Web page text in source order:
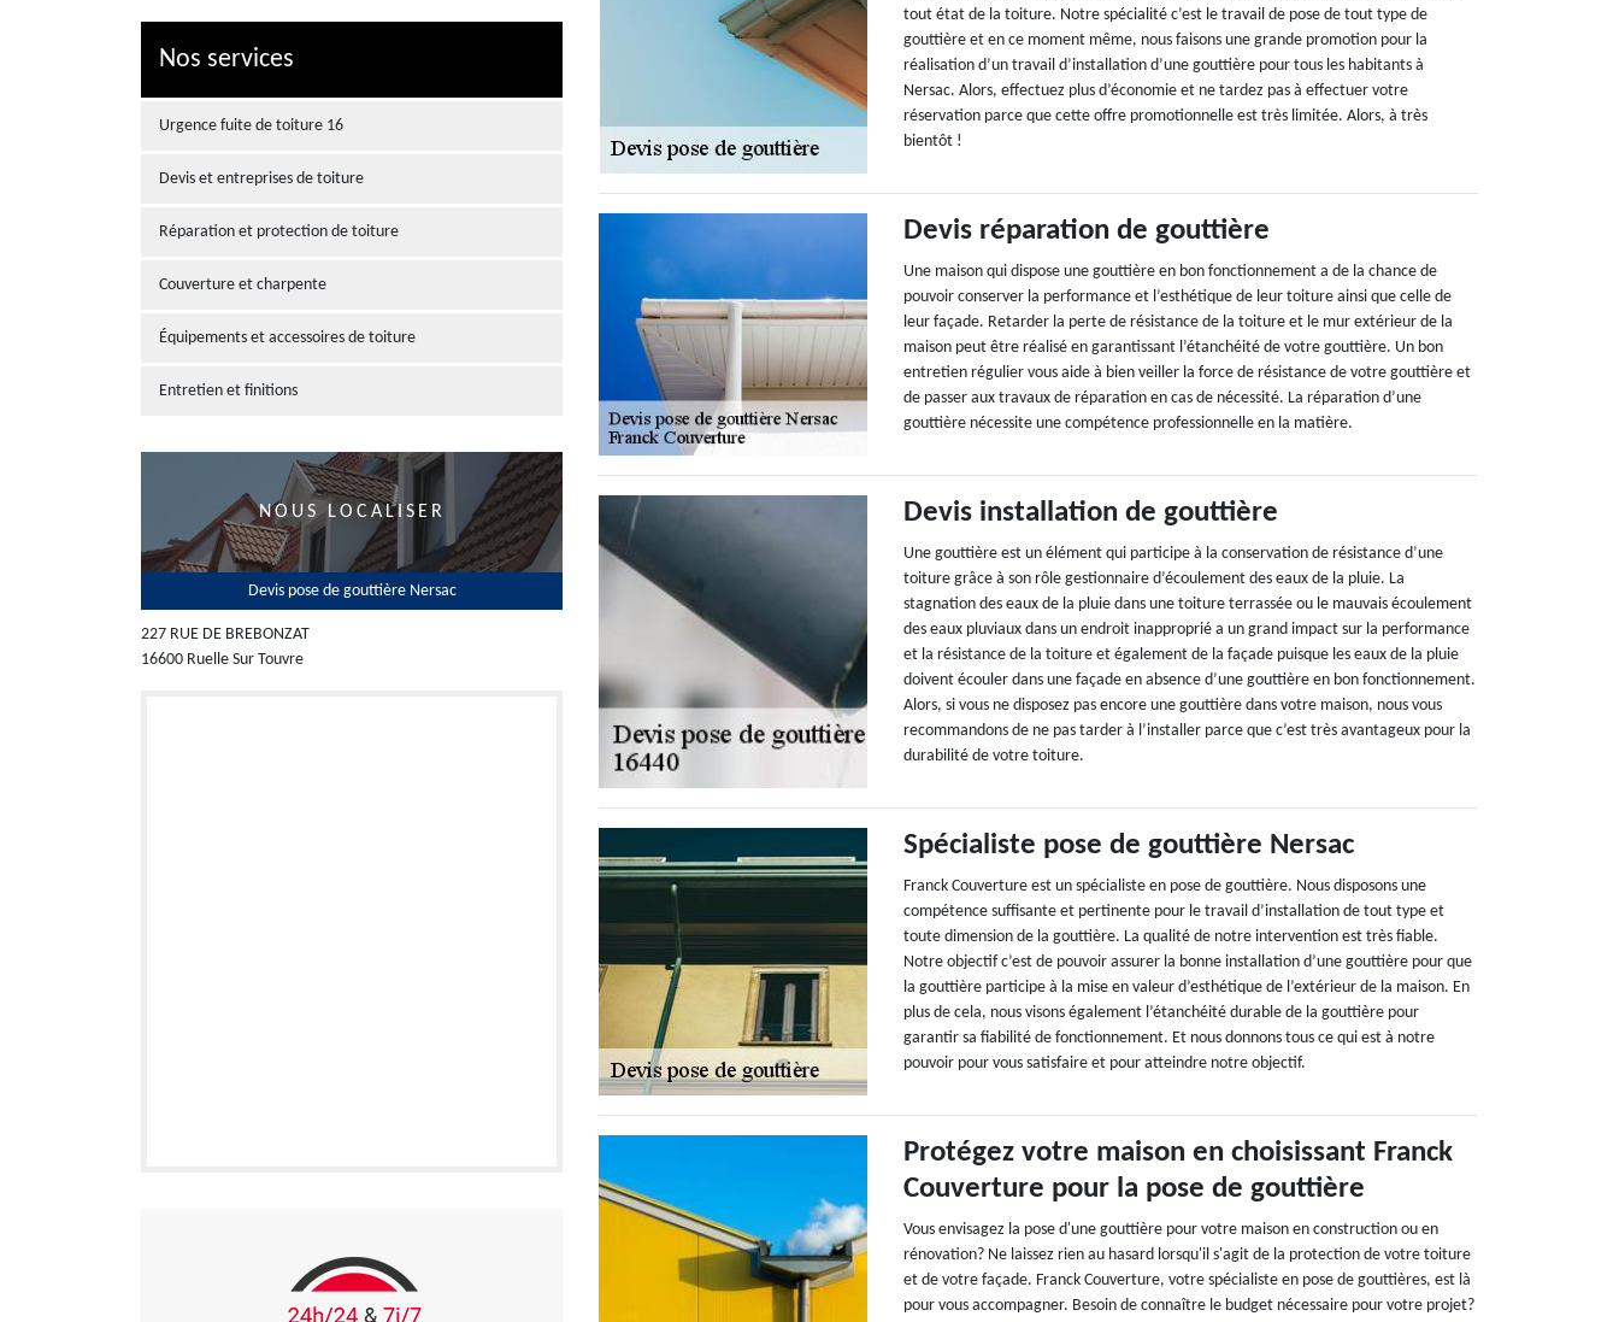
Nos services
Urgence fuite de toiture 16
Devis et entreprises de toiture
Réparation et protection de toiture
Couverture et charpente
Équipements et accessoires de toiture
Entretien et finitions
NOUS LOCALISER
Devis pose de gouttière Nersac
227 RUE DE BREBONZAT
16600 Ruelle Sur Touvre
tout état de la toiture. Notre spécialité c’est le travail de pose de tout type de
gouttière et en ce moment même, nous faisons une grande promotion pour la
réalisation d’un travail d’installation d’une gouttière pour tous les habitants à
Nersac. Alors, effectuez plus d’économie et ne tardez pas à effectuer votre
réservation parce que cette offre promotionnelle est très limitée. Alors, à très
bientôt !
Devis réparation de gouttière
Une maison qui dispose une gouttière en bon fonctionnement a de la chance de
pouvoir conserver la performance et l’esthétique de leur toiture ainsi que celle de
leur façade. Retarder la perte de résistance de la toiture et le mur extérieur de la
maison peut être réalisé en garantissant l’étanchéité de votre gouttière. Un bon
entretien régulier vous aide à bien veiller la force de résistance de votre gouttière et
de passer aux travaux de réparation en cas de nécessité. La réparation d’une
gouttière nécessite une compétence professionnelle en la matière.
Devis installation de gouttière
Une gouttière est un élément qui participe à la conservation de résistance d’une
toiture grâce à son rôle gestionnaire d’écoulement des eaux de la pluie. La
stagnation des eaux de la pluie dans une toiture terrassée ou le mauvais écoulement
des eaux pluviaux dans un endroit inapproprié a un grand impact sur la performance
et la résistance de la toiture et également de la façade puisque les eaux de la pluie
doivent écouler dans une façade en absence d’une gouttière en bon fonctionnement.
Alors, si vous ne disposez pas encore une gouttière dans votre maison, nous vous
recommandons de ne pas tarder à l’installer parce que c’est très avantageux pour la
durabilité de votre toiture.
Spécialiste pose de gouttière Nersac
Franck Couverture est un spécialiste en pose de gouttière. Nous disposons une
compétence suffisante et pertinente pour le travail d’installation de tout type et
toute dimension de la gouttière. La qualité de notre intervention est très fiable.
Notre objectif c’est de pouvoir assurer la bonne installation d’une gouttière pour que
la gouttière participe à la mise en valeur d’esthétique de l’extérieur de la maison. En
plus de cela, nous visons également l’étanchéité durable de la gouttière pour
garantir sa fiabilité de fonctionnement. Et nous donnons tous ce qui est à notre
pouvoir pour vous satisfaire et pour atteindre notre objectif.
Protégez votre maison en choisissant Franck
Couverture pour la pose de gouttière
Vous envisagez la pose d'une gouttière pour votre maison en construction ou en
rénovation? Ne laissez rien au hasard lorsqu'il s'agit de la protection de votre toiture
et de votre façade. Franck Couverture, votre spécialiste en pose de gouttières, est là
pour vous accompagner. Besoin de connaître le budget nécessaire pour votre projet?